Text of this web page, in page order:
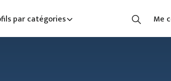
par catégories Me